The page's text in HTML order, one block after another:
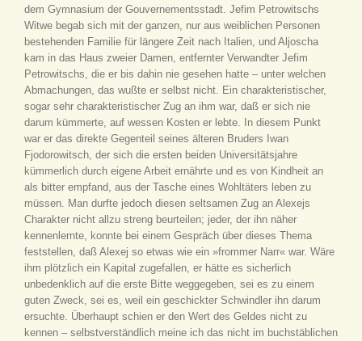
dem Gymnasium der Gouvernementsstadt. Jefim Petrowitschs
Witwe begab sich mit der ganzen, nur aus weiblichen Personen
bestehenden Familie für längere Zeit nach Italien, und Aljoscha
kam in das Haus zweier Damen, entfernter Verwandter Jefim
Petrowitschs, die er bis dahin nie gesehen hatte – unter welchen
Abmachungen, das wußte er selbst nicht. Ein charakteristischer,
sogar sehr charakteristischer Zug an ihm war, daß er sich nie
darum kümmerte, auf wessen Kosten er lebte. In diesem Punkt
war er das direkte Gegenteil seines älteren Bruders Iwan
Fjodorowitsch, der sich die ersten beiden Universitätsjahre
kümmerlich durch eigene Arbeit ernährte und es von Kindheit an
als bitter empfand, aus der Tasche eines Wohltäters leben zu
müssen. Man durfte jedoch diesen seltsamen Zug an Alexejs
Charakter nicht allzu streng beurteilen; jeder, der ihn näher
kennenlernte, konnte bei einem Gespräch über dieses Thema
feststellen, daß Alexej so etwas wie ein »frommer Narr« war. Wäre
ihm plötzlich ein Kapital zugefallen, er hätte es sicherlich
unbedenklich auf die erste Bitte weggegeben, sei es zu einem
guten Zweck, sei es, weil ein geschickter Schwindler ihn darum
ersuchte. Überhaupt schien er den Wert des Geldes nicht zu
kennen – selbstverständlich meine ich das nicht im buchstäblichen